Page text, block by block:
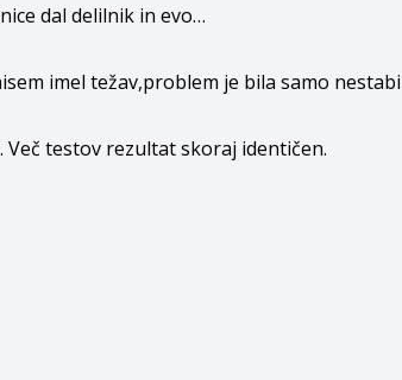
dal delilnik in evo…
imel težav,problem je bila samo
Več testov rezultat skoraj identičen.